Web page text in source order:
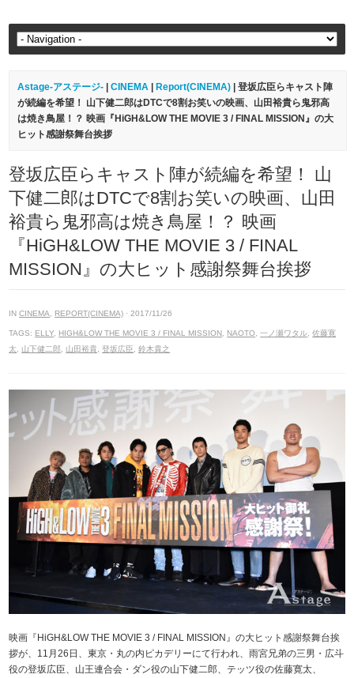
Astage-アステージ- |CINEMA Report(CINEMA) | 登坂広臣らキャスト陣
が続編を希望！ 山下健二郎はDTCで8割お笑いの映画、山田裕貴ら鬼邪高
は焼き鳥屋！？ 映画『HiGH&LOW THE MOVIE 3 / FINAL MISSION』の大
ヒット感謝祭舞台挨拶
登坂広臣らキャスト陣が続編を希望！ 山
下健二郎はDTCで8割お笑いの映画、山田
裕貴ら鬼邪高は焼き鳥屋！？ 映画
『HiGH&LOW THE MOVIE 3 / FINAL
MISSION』の大ヒット感謝祭舞台挨拶
INCINEMA REPORT(CINEMA) · 2017/11/26
TAGS: ELLY HIGH&LOW THE MOVIE 3 / FINAL MISSION NAOTO ,一ノ瀬ワタル ,佐藤寛
太
山下健二郎 山田裕貴 ,登坂広臣 ,鈴木貴之
映画『HiGH&LOW THE MOVIE 3 / FINAL MISSION』の大ヒット感謝祭舞台挨
拶が、11月26日、東京・丸の内ピカデリーにて行われ、雨宮兄弟の三男・広斗
役の登坂広臣、山王連合会・ダン役の山下健二郎、テッツ役の佐藤寛太、